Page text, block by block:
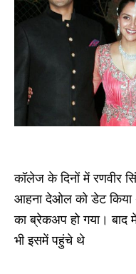
कॉलेज के दिनों में रणवीर
आहना देओल को डेट किया
का ब्रेकअप हो गया। बाद
भी इसमें पहुंचे थे